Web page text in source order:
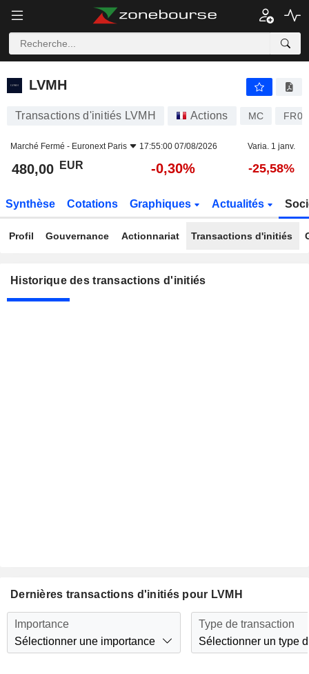
LVMH
LVMH
Transactions d'initiés LVMH Actions MC
Marché Fermé - Euronext Paris 17:55:00 07/08/2026 Varia. 1 janv.
480,00 EUR -0,30% -25,58%
Synthèse Cotations Graphiques Actualités
Profil Gouvernance Actionnariat Transactions d'initiés
Historique des transactions d'initiés
Dernières transactions d'initiés pour LVMH
Importance
Sélectionner une importance
Type de transaction
Sélectionner un type